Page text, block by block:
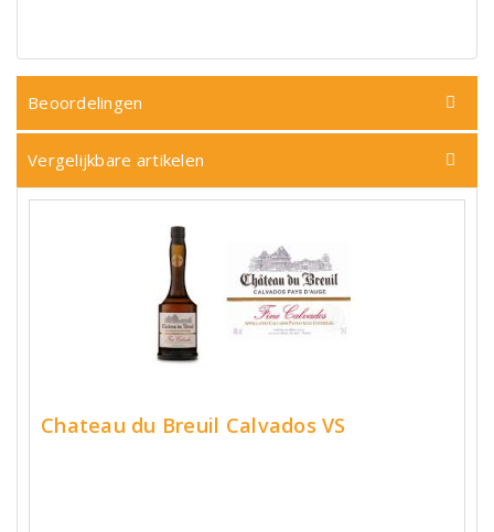
Beoordelingen
Vergelijkbare artikelen
Chateau du Breuil Calvados VS